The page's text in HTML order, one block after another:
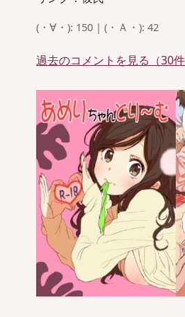
(・∀・): 150 | (・Ａ・): 42
過去のコメントを見る（30